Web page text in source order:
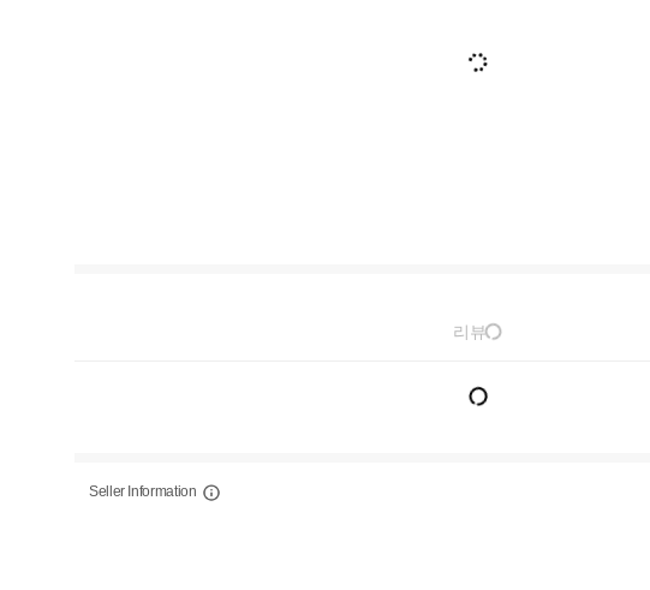
리뷰
Seller Information